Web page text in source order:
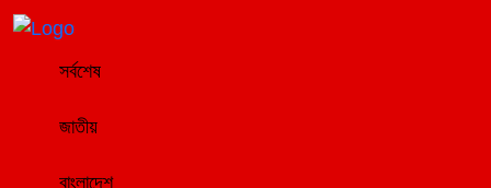
সর্বশেষ
জাতীয়
বাংলাদেশ